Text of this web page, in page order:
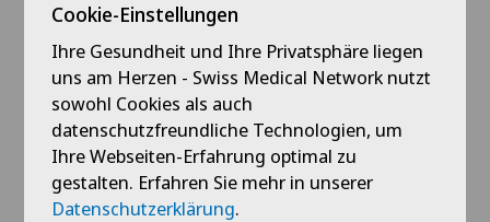
Spezialisierung
Profil ansehen
Cookie-Einstellungen
Ihre Gesundheit und Ihre Privatsphäre liegen
uns am Herzen - Swiss Medical Network nutzt
sowohl Cookies als auch
datenschutzfreundliche Technologien, um
Ihre Webseiten-Erfahrung optimal zu
gestalten. Erfahren Sie mehr in unserer
Datenschutzerklärung.